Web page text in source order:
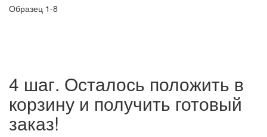
Образец 1-8
4 шаг. Осталось положить в
корзину и получить готовый
заказ!